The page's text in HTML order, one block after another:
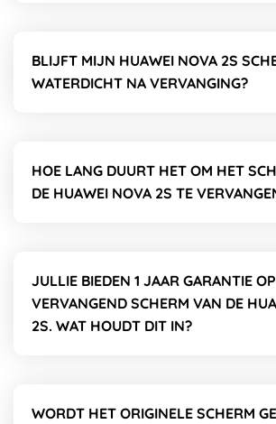
BLIJFT MIJN HUAWEI NOVA 2S
WATERDICHT NA VERVANGING?
HOE LANG DUURT HET OM HET
DE HUAWEI NOVA 2S TE
JULLIE BIEDEN 1 JAAR GARANTIE
VERVANGEND SCHERM VAN DE
2S. WAT HOUDT DIT IN?
WORDT HET ORIGINELE SCHERM